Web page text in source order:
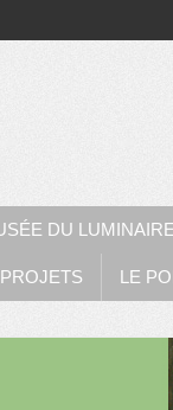
DU LUMINAIRE
LE